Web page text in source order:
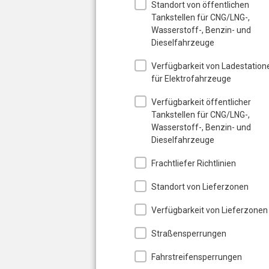
Standort von öffentlichen
Tankstellen für CNG/LNG-,
Wasserstoff-, Benzin- und
Dieselfahrzeuge
Verfügbarkeit von
für Elektrofahrzeuge
Verfügbarkeit öffentlicher
Tankstellen für CNG/LNG-,
Wasserstoff-, Benzin- und
Dieselfahrzeuge
Frachtliefer Richtlinien
Standort von Lieferzonen
Verfügbarkeit von Lieferzonen
Straßensperrungen
Fahrstreifensperrungen